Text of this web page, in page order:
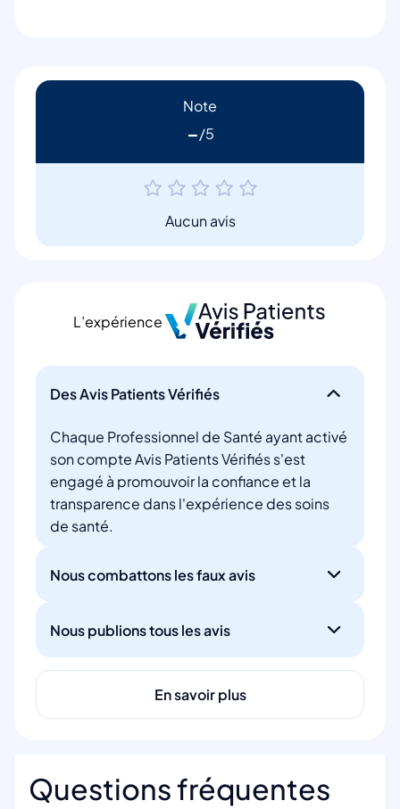
Note
-
Aucun avis
L’expérience
Des Avis Patients Vérifiés
Chaque Professionnel de Santé ayant activé
son compte Avis Patients Vérifiés s'est
engagé à promouvoir la confiance et la
transparence dans l'expérience des soins
de santé.
Nous combattons les faux avis
Nous publions tous les avis
En savoir plus
Questions fréquentes